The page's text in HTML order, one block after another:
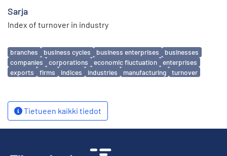
Sarja
Index of turnover in industry
Avainsanat
branches business cycles business enterprises
businesses
companies
corporations economic fluctuation
enterprises
exports
firms indices industries manufacturing turnover
Tietueen kaikki tiedot